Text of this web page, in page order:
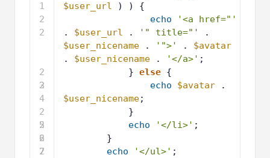
1
2
2
2
3
2
4
2
5
2
6
2
7
2
$user_url
) ) {
echo
'<a href="'
. $user_url . '" title="'
$user_nicename
. '">' . $avatar
. $user_nicename . '</a>' ;
} else {
echo
$avatar
$user_nicename;
}
echo
'</li>' ;
}
echo
'</ul>' ;